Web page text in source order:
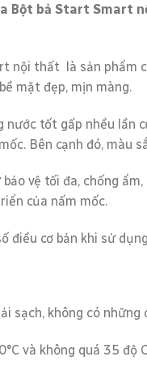
Bột bả Start Smart
nội thất là sản phẩm
mặt đẹp, mịn màng.
nước tốt gấp nhều lần
Bên cạnh đó, màu
vệ tối đa, chống
của nấm mốc.
điều cơ bản khi sử
sạch, không có
và không quá 35 độ